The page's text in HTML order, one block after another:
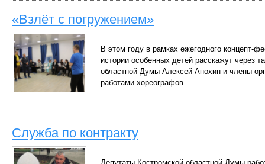
«Взлёт с погружением»
В этом году в рамках ежегодного концепт-
истории особенных детей расскажут через
областной Думы Алексей Анохин и члены
работами хореографов.
Служба по контракту